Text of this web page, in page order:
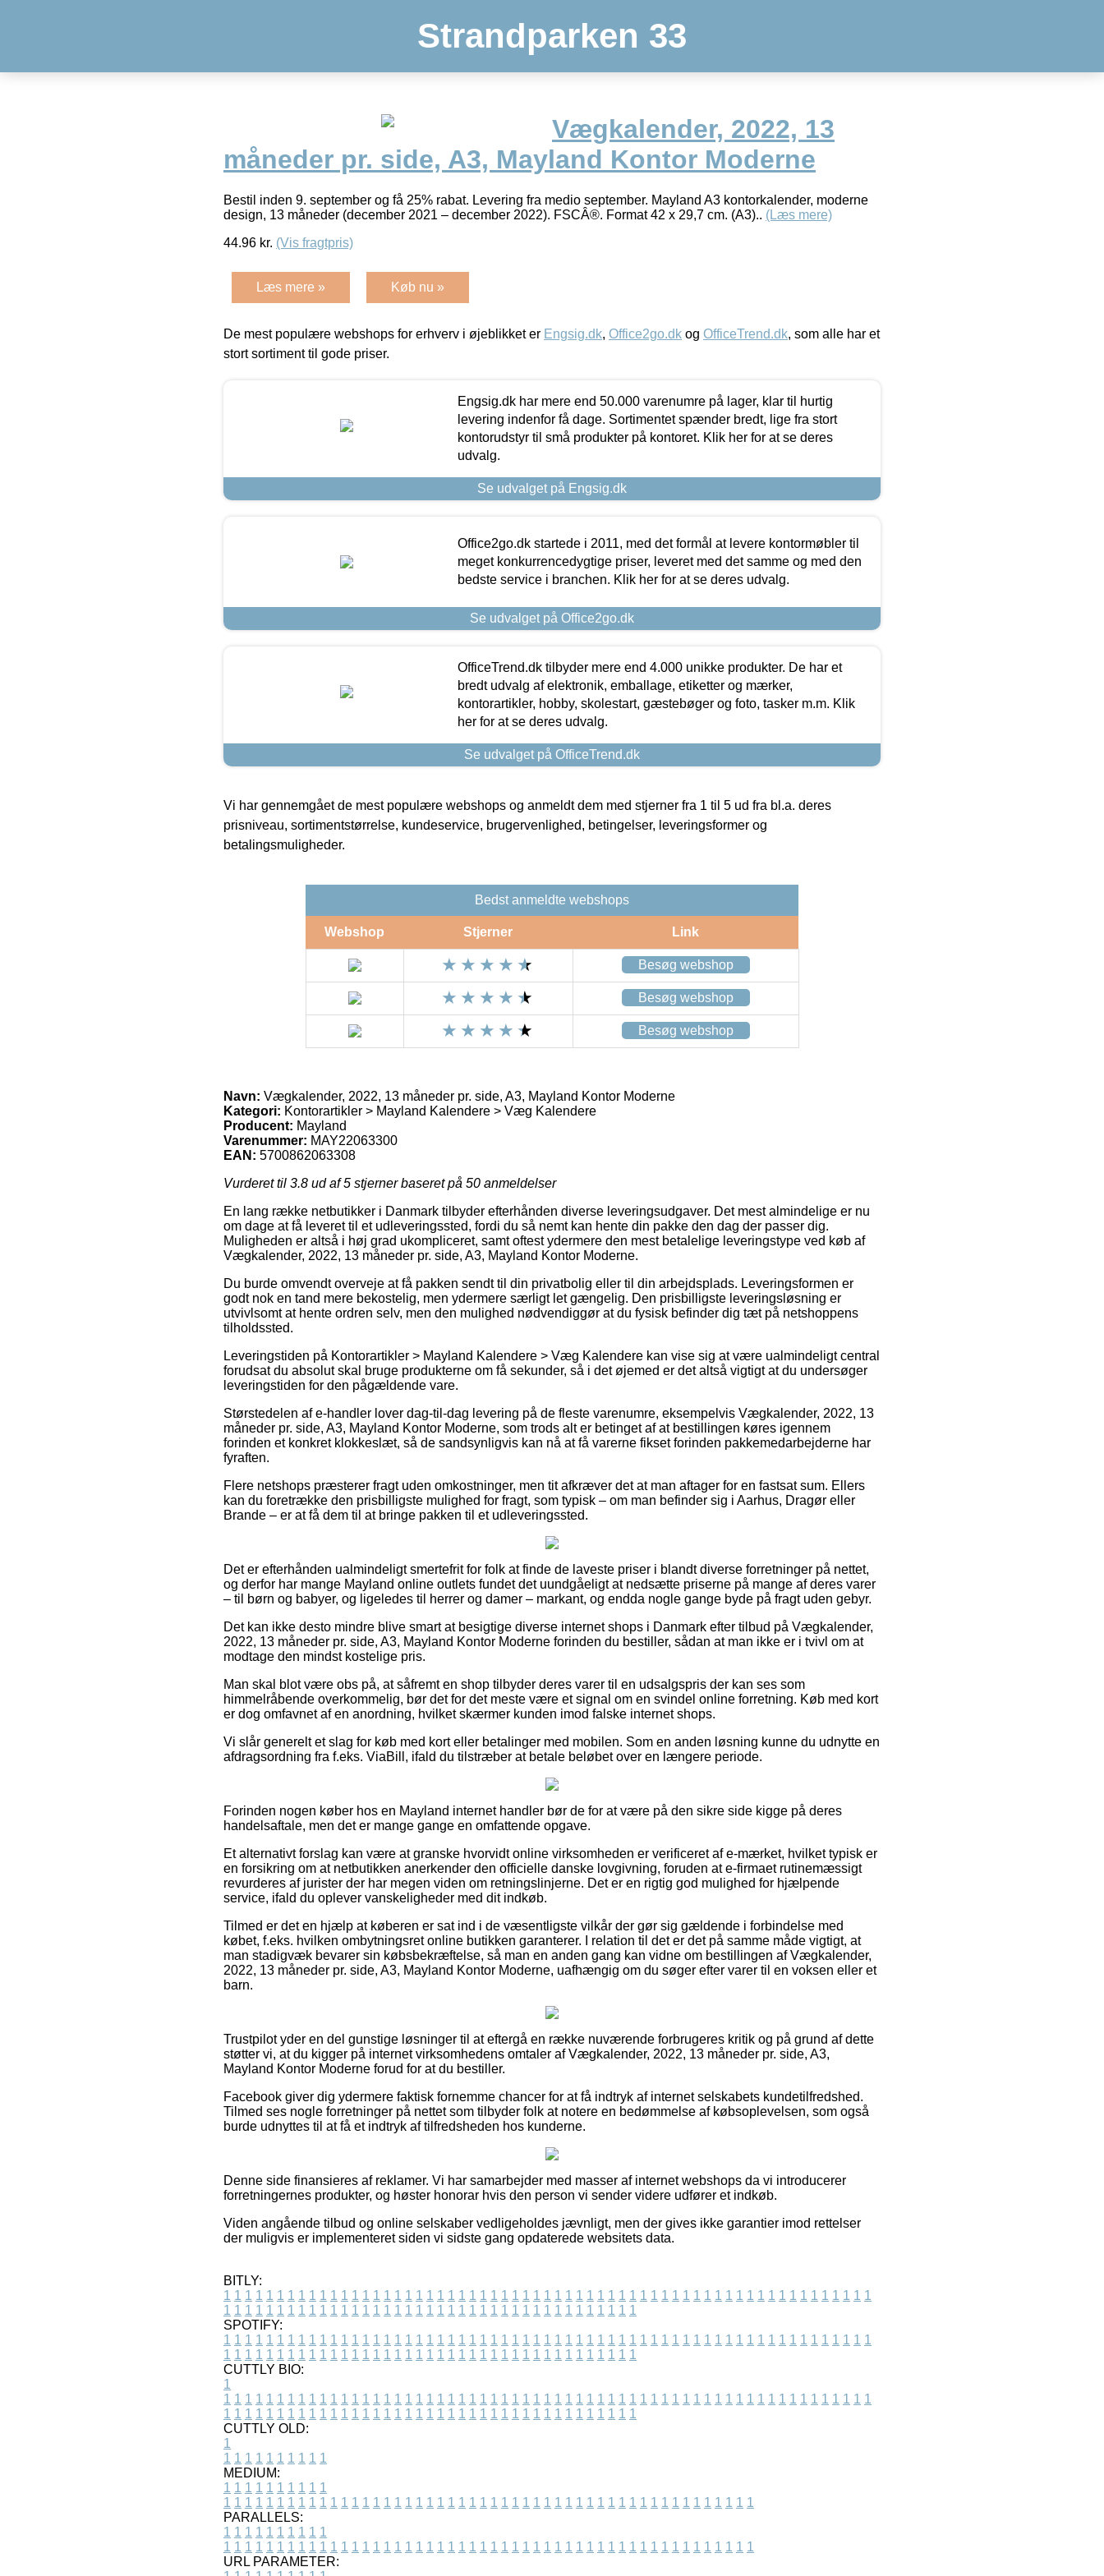
Strandparken 33
Vægkalender, 2022, 13
måneder pr. side, A3, Mayland Kontor Moderne
Bestil inden 9. september og få 25% rabat. Levering fra medio september. Mayland A3 kontorkalender, moderne
design, 13 måneder (december 2021 – december 2022). FSCÂ®. Format 42 x 29,7 cm. (A3).. (Læs mere)
44.96 kr. (Vis fragtpris)
Læs mere » Køb nu »
De mest populære webshops for erhverv i øjeblikket er Engsig.dk, Office2go.dk og OfficeTrend.dk, som alle har et
stort sortiment til gode priser.
Engsig.dk har mere end 50.000 varenumre på lager, klar til hurtig
levering indenfor få dage. Sortimentet spænder bredt, lige fra stort
kontorudstyr til små produkter på kontoret. Klik her for at se deres
udvalg.
Se udvalget på Engsig.dk
Office2go.dk startede i 2011, med det formål at levere kontormøbler til
meget konkurrencedygtige priser, leveret med det samme og med den
bedste service i branchen. Klik her for at se deres udvalg.
Se udvalget på Office2go.dk
OfficeTrend.dk tilbyder mere end 4.000 unikke produkter. De har et
bredt udvalg af elektronik, emballage, etiketter og mærker,
kontorartikler, hobby, skolestart, gæstebøger og foto, tasker m.m. Klik
her for at se deres udvalg.
Se udvalget på OfficeTrend.dk
Vi har gennemgået de mest populære webshops og anmeldt dem med stjerner fra 1 til 5 ud fra bl.a. deres
prisniveau, sortimentstørrelse, kundeservice, brugervenlighed, betingelser, leveringsformer og
betalingsmuligheder.
Bedst anmeldte webshops
Webshop Stjerner Link
Besøg webshop
Besøg webshop
Besøg webshop
Navn: Vægkalender, 2022, 13 måneder pr. side, A3, Mayland Kontor Moderne
Kategori: Kontorartikler > Mayland Kalendere > Væg Kalendere
Producent: Mayland
Varenummer: MAY22063300
EAN: 5700862063308
Vurderet til 3.8 ud af 5 stjerner baseret på 50 anmeldelser
En lang række netbutikker i Danmark tilbyder efterhånden diverse leveringsudgaver. Det mest almindelige er nu
om dage at få leveret til et udleveringssted, fordi du så nemt kan hente din pakke den dag der passer dig.
Muligheden er altså i høj grad ukompliceret, samt oftest ydermere den mest betalelige leveringstype ved køb af
Vægkalender, 2022, 13 måneder pr. side, A3, Mayland Kontor Moderne.
Du burde omvendt overveje at få pakken sendt til din privatbolig eller til din arbejdsplads. Leveringsformen er
godt nok en tand mere bekostelig, men ydermere særligt let gængelig. Den prisbilligste leveringsløsning er
utvivlsomt at hente ordren selv, men den mulighed nødvendiggør at du fysisk befinder dig tæt på netshoppens
tilholdssted.
Leveringstiden på Kontorartikler > Mayland Kalendere > Væg Kalendere kan vise sig at være ualmindeligt central
forudsat du absolut skal bruge produkterne om få sekunder, så i det øjemed er det altså vigtigt at du undersøger
leveringstiden for den pågældende vare.
Størstedelen af e-handler lover dag-til-dag levering på de fleste varenumre, eksempelvis Vægkalender, 2022, 13
måneder pr. side, A3, Mayland Kontor Moderne, som trods alt er betinget af at bestillingen køres igennem
forinden et konkret klokkeslæt, så de sandsynligvis kan nå at få varerne fikset forinden pakkemedarbejderne har
fyraften.
Flere netshops præsterer fragt uden omkostninger, men tit afkræver det at man aftager for en fastsat sum. Ellers
kan du foretrække den prisbilligste mulighed for fragt, som typisk – om man befinder sig i Aarhus, Dragør eller
Brande – er at få dem til at bringe pakken til et udleveringssted.
Det er efterhånden ualmindeligt smertefrit for folk at finde de laveste priser i blandt diverse forretninger på nettet,
og derfor har mange Mayland online outlets fundet det uundgåeligt at nedsætte priserne på mange af deres varer
– til børn og babyer, og ligeledes til herrer og damer – markant, og endda nogle gange byde på fragt uden gebyr.
Det kan ikke desto mindre blive smart at besigtige diverse internet shops i Danmark efter tilbud på Vægkalender,
2022, 13 måneder pr. side, A3, Mayland Kontor Moderne forinden du bestiller, sådan at man ikke er i tvivl om at
modtage den mindst kostelige pris.
Man skal blot være obs på, at såfremt en shop tilbyder deres varer til en udsalgspris der kan ses som
himmelråbende overkommelig, bør det for det meste være et signal om en svindel online forretning. Køb med kort
er dog omfavnet af en anordning, hvilket skærmer kunden imod falske internet shops.
Vi slår generelt et slag for køb med kort eller betalinger med mobilen. Som en anden løsning kunne du udnytte en
afdragsordning fra f.eks. ViaBill, ifald du tilstræber at betale beløbet over en længere periode.
Forinden nogen køber hos en Mayland internet handler bør de for at være på den sikre side kigge på deres
handelsaftale, men det er mange gange en omfattende opgave.
Et alternativt forslag kan være at granske hvorvidt online virksomheden er verificeret af e-mærket, hvilket typisk er
en forsikring om at netbutikken anerkender den officielle danske lovgivning, foruden at e-firmaet rutinemæssigt
revurderes af jurister der har megen viden om retningslinjerne. Det er en rigtig god mulighed for hjælpende
service, ifald du oplever vanskeligheder med dit indkøb.
Tilmed er det en hjælp at køberen er sat ind i de væsentligste vilkår der gør sig gældende i forbindelse med
købet, f.eks. hvilken ombytningsret online butikken garanterer. I relation til det er det på samme måde vigtigt, at
man stadigvæk bevarer sin købsbekræftelse, så man en anden gang kan vidne om bestillingen af Vægkalender,
2022, 13 måneder pr. side, A3, Mayland Kontor Moderne, uafhængig om du søger efter varer til en voksen eller et
barn.
Trustpilot yder en del gunstige løsninger til at eftergå en række nuværende forbrugeres kritik og på grund af dette
støtter vi, at du kigger på internet virksomhedens omtaler af Vægkalender, 2022, 13 måneder pr. side, A3,
Mayland Kontor Moderne forud for at du bestiller.
Facebook giver dig ydermere faktisk fornemme chancer for at få indtryk af internet selskabets kundetilfredshed.
Tilmed ses nogle forretninger på nettet som tilbyder folk at notere en bedømmelse af købsoplevelsen, som også
burde udnyttes til at få et indtryk af tilfredsheden hos kunderne.
Denne side finansieres af reklamer. Vi har samarbejder med masser af internet webshops da vi introducerer
forretningernes produkter, og høster honorar hvis den person vi sender videre udfører et indkøb.
Viden angående tilbud og online selskaber vedligeholdes jævnligt, men der gives ikke garantier imod rettelser
der muligvis er implementeret siden vi sidste gang opdaterede websitets data.
BITLY:
1 1 1 1 1 1 1 1 1 1 1 1 1 1 1 1 1 1 1 1 1 1 1 1 1 1 1 1 1 1 1 1 1 1 1 1 1 1 1 1 1 1 1 1 1 1 1 1 1 1 1 1 1 1 1 1 1 1 1 1 1
1 1 1 1 1 1 1 1 1 1 1 1 1 1 1 1 1 1 1 1 1 1 1 1 1 1 1 1 1 1 1 1 1 1 1 1 1 1 1
SPOTIFY:
1 1 1 1 1 1 1 1 1 1 1 1 1 1 1 1 1 1 1 1 1 1 1 1 1 1 1 1 1 1 1 1 1 1 1 1 1 1 1 1 1 1 1 1 1 1 1 1 1 1 1 1 1 1 1 1 1 1 1 1 1
1 1 1 1 1 1 1 1 1 1 1 1 1 1 1 1 1 1 1 1 1 1 1 1 1 1 1 1 1 1 1 1 1 1 1 1 1 1 1
CUTTLY BIO:
1
1 1 1 1 1 1 1 1 1 1 1 1 1 1 1 1 1 1 1 1 1 1 1 1 1 1 1 1 1 1 1 1 1 1 1 1 1 1 1 1 1 1 1 1 1 1 1 1 1 1 1 1 1 1 1 1 1 1 1 1 1
1 1 1 1 1 1 1 1 1 1 1 1 1 1 1 1 1 1 1 1 1 1 1 1 1 1 1 1 1 1 1 1 1 1 1 1 1 1 1
CUTTLY OLD:
1
1 1 1 1 1 1 1 1 1 1
MEDIUM:
1 1 1 1 1 1 1 1 1 1
1 1 1 1 1 1 1 1 1 1 1 1 1 1 1 1 1 1 1 1 1 1 1 1 1 1 1 1 1 1 1 1 1 1 1 1 1 1 1 1 1 1 1 1 1 1 1 1 1 1
PARALLELS:
1 1 1 1 1 1 1 1 1 1
1 1 1 1 1 1 1 1 1 1 1 1 1 1 1 1 1 1 1 1 1 1 1 1 1 1 1 1 1 1 1 1 1 1 1 1 1 1 1 1 1 1 1 1 1 1 1 1 1 1
URL PARAMETER: